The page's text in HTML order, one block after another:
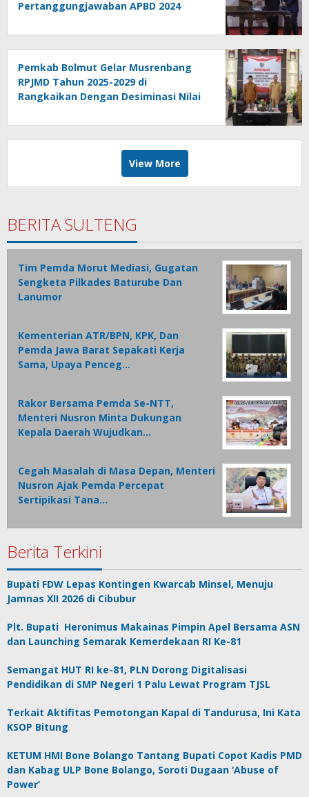
Pertanggungjawaban APBD 2024
Pemkab Bolmut Gelar Musrenbang
RPJMD Tahun 2025-2029 di
Rangkaikan Dengan Desiminasi Nilai
View More
BERITA SULTENG
Tim Pemda Morut Mediasi, Gugatan
Sengketa Pilkades Baturube Dan
Lanumor
Kementerian ATR/BPN, KPK, Dan
Pemda Jawa Barat Sepakati Kerja
Sama, Upaya Penceg…
Rakor Bersama Pemda Se-NTT,
Menteri Nusron Minta Dukungan
Kepala Daerah Wujudkan…
Cegah Masalah di Masa Depan, Menteri
Nusron Ajak Pemda Percepat
Sertipikasi Tana…
Berita Terkini
Bupati FDW Lepas Kontingen Kwarcab Minsel, Menuju
Jamnas XII 2026 di Cibubur
Plt. Bupati Heronimus Makainas Pimpin Apel Bersama ASN
dan Launching Semarak Kemerdekaan RI Ke-81
Semangat HUT RI ke-81, PLN Dorong Digitalisasi
Pendidikan di SMP Negeri 1 Palu Lewat Program TJSL
Terkait Aktifitas Pemotongan Kapal di Tandurusa, Ini Kata
KSOP Bitung
KETUM HMI Bone Bolango Tantang Bupati Copot Kadis PMD
dan Kabag ULP Bone Bolango, Soroti Dugaan ‘Abuse of
Power’